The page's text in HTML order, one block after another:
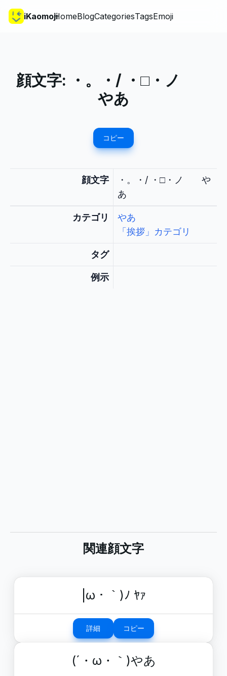
iKaomojiHomeBlogCategoriesTagsEmoji
顔文字:
・。・/ ・□・ノ
やあ
コピー
顔文字
・。・/ ・□・ノ や
あ
カテゴリ
やあ
「挨拶」カテゴリ
タグ
例示
関連顔文字
|ω・｀)ﾉ ﾔｧ
詳細 コピー
(´・ω・｀)やあ